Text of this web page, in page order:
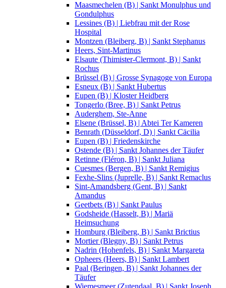
Maasmechelen (B) | Sankt Monulphus und
Gondulphus
Lessines (B) | Liebfrau mit der Rose
Hospital
Montzen (Bleiberg, B) | Sankt Stephanus
Heers, Sint-Martinus
Elsaute (Thimister-Clermont, B) | Sankt
Rochus
Brüssel (B) | Grosse Synagoge von Europa
Esneux (B) | Sankt Hubertus
Eupen (B) | Kloster Heidberg
Tongerlo (Bree, B) | Sankt Petrus
Auderghem, Ste-Anne
Elsene (Brüssel, B) | Abtei Ter Kameren
Benrath (Düsseldorf, D) | Sankt Cäcilia
Eupen (B) | Friedenskirche
Ostende (B) | Sankt Johannes der Täufer
Retinne (Fléron, B) | Sankt Juliana
Cuesmes (Bergen, B) | Sankt Remigius
Fexhe-Slins (Juprelle, B) | Sankt Remaclus
Sint-Amandsberg (Gent, B) | Sankt
Amandus
Geetbets (B) | Sankt Paulus
Godsheide (Hasselt, B) | Mariä
Heimsuchung
Homburg (Bleiberg, B) | Sankt Brictius
Mortier (Blegny, B) | Sankt Petrus
Nadrin (Hohenfels, B) | Sankt Margareta
Opheers (Heers, B) | Sankt Lambert
Paal (Beringen, B) | Sankt Johannes der
Täufer
Wiemesmeer (Zutendaal, B) | Sankt Joseph